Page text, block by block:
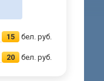
15 бел. руб.
20 бел. руб.